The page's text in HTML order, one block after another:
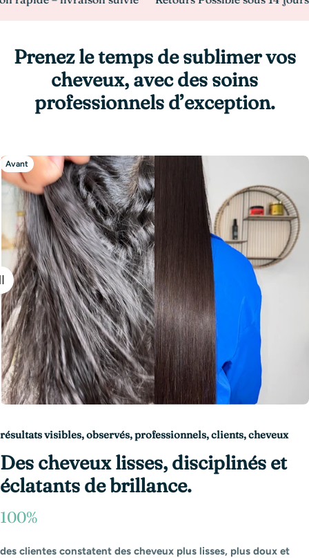
Prenez le temps de sublimer vos
cheveux, avec des soins
professionnels d’exception.
résultats visibles, observés, professionnels, clients, cheveux
Des cheveux lisses, disciplinés et
éclatants de brillance.
100%
des clientes constatent des cheveux plus lisses, plus doux et
Avant
Après